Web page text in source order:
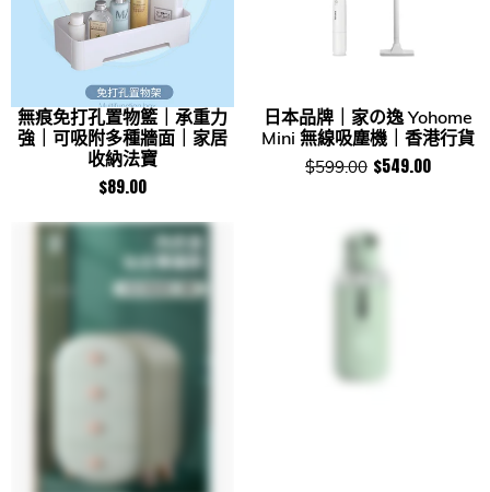
無痕免打孔置物籃｜承重力
強｜可吸附多種牆面｜家居
收納法寶
$89.00
日本品牌｜家の逸 Yohome
Mini 無線吸塵機｜香港行貨
$599.00 $549.00